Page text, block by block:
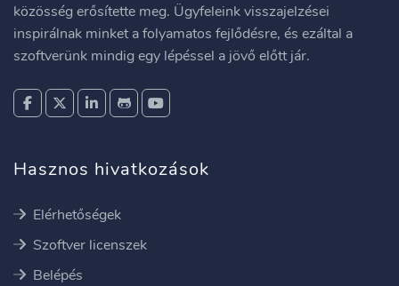
közösség erősítette meg. Ügyfeleink visszajelzései
inspirálnak minket a folyamatos fejlődésre, és ezáltal a
szoftverünk mindig egy lépéssel a jövő előtt jár.
Hasznos hivatkozások
Elérhetőségek
Szoftver licenszek
Belépés